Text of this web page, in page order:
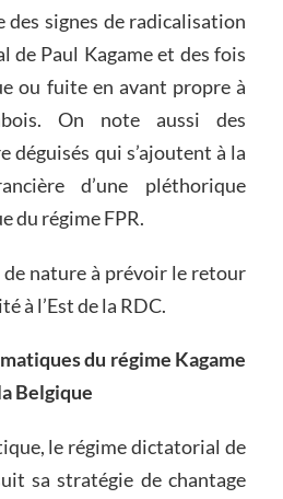
des signes de radicalisation
de Paul Kagame et des fois
ou fuite en avant propre à
On note aussi des
déguisés qui s’ajoutent à la
d’une pléthorique
du régime FPR.
de nature à prévoir le retour
à l’Est de la RDC.
du régime Kagame
Belgique
le régime dictatorial de
sa stratégie de chantage